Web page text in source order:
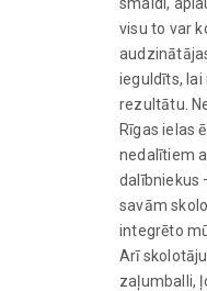
visu to var
ieguldīts,
rezultātu.
Rīgas ielas
nedalītiem
dalībniekus
savām
integrēto
Arī
zaļumballi,